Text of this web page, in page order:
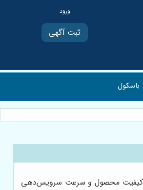
ثبت آگهی
باسکول
کیفیت محصول و سرعت سرویس‌دهی